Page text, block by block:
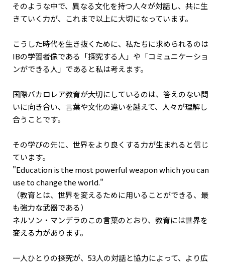
そのような中で、異なる文化を持つ人々が対話し、共に生
きていく力が、これまで以上に大切になっています。
こうした時代を生き抜くために、私たちに求められるのは
IBの学習者像である「探究する人」や「コミュニケーショ
ンができる人」であると私は考えます。
国際バカロレア教育が大切にしているのは、答えのない問
いに向き合い、言葉や文化の違いを越えて、人々が理解し
合うことです。
その学びの先に、世界をより良くする力が生まれると信じ
ています。
"Education is the most powerful weapon which you can
use to change the world."
（教育とは、世界を変えるために用いることができる、最
も強力な武器である）
ネルソン・マンデラのこの言葉のとおり、教育には世界を
変える力があります。
一人ひとりの探究が、53人の対話と協力によって、より広